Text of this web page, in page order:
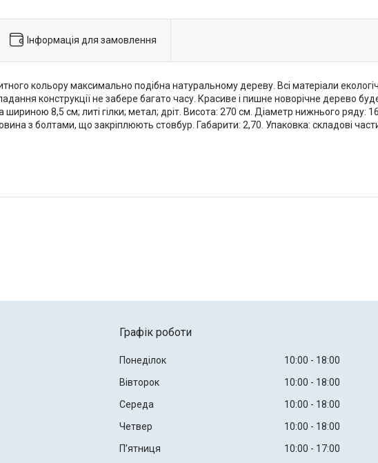
Інформація для замовлення
кольору максимально подібна натуральному дереву. Всі матеріали
конструкції не забере багато часу. Красиве і пишне новорічне дерево
шириною 8,5 см; литі гілки; метал; дріт. Висота: 270 см. Діаметр нижнього ряду:
з болтами, що закріплюють стовбур. Габарити: 2,70. Упаковка: складові
Графік роботи
Понеділок 10:00
18:00
Вівторок
10:00
18:00
Середа
10:00
18:00
Четвер
10:00
18:00
Пʼятниця
10:00 17:00